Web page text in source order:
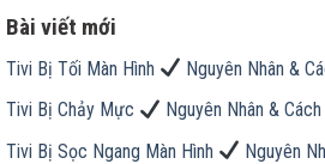
Bài viết mới
Tivi Bị Tối Màn Hình
Nguyên Nhân &
Tivi Bị Chảy Mực
Nguyên Nhân &
Tivi Bị Sọc Ngang Màn Hình
Nguyên